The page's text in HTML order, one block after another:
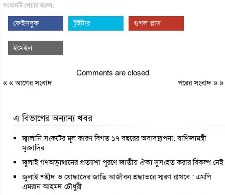
সংবাদটি শেয়ার করুন:
ফেইসবুক টুইটার গুগল প্লাস
ইমেইল
Comments are closed.
« «আগের সংবাদ পরের সংবাদ» »
এ বিভাগের অন্যান্য খবর
জ্বালানি সংকটের মূল কারণ বিগত ১৭ বছরের অব্যবস্থাপনা: বাণিজ্যমন্ত্রী
মুক্তাদির
জুলাই গণঅভ্যুত্থানের প্রত্যাশা পূরণে জাতীয় ঐক্য সুসংহত করার বিকল্প নেই
জুলাই শহীদ ও যোদ্ধাদের জাতি আজীবন শ্রদ্ধাভরে স্মরণ রাখবে : এমপি
এমরান আহমদ চৌধুরী